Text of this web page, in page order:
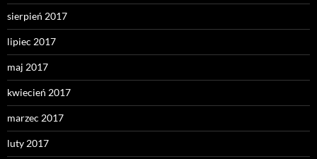
sierpień 2017
lipiec 2017
maj 2017
kwiecień 2017
marzec 2017
luty 2017